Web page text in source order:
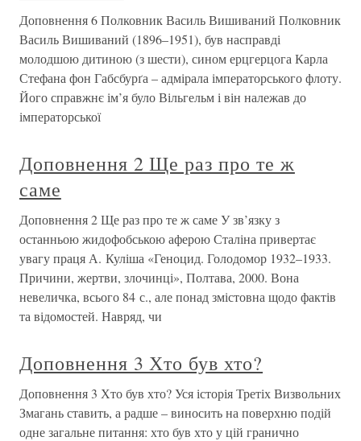
Доповнення 6 Полковник Василь Вишиваний Полковник
Василь Вишиваний (1896–1951), був насправді
молодшою дитиною (з шести), сином ерцгерцога Карла
Стефана фон Габсбурґа – адмірала імператорського флоту.
Його справжнє ім’я було Вільгельм і він належав до
імператорської
Доповнення 2 Ще раз про те ж
саме
Доповнення 2 Ще раз про те ж саме У зв’язку з
останньою жидофобською аферою Сталіна привертає
увагу праця А. Куліша «Геноцид. Голодомор 1932–1933.
Причини, жертви, злочинці», Полтава, 2000. Вона
невеличка, всього 84 с., але понад змістовна щодо фактів
та відомостей. Навряд, чи
Доповнення 3 Хто був хто?
Доповнення 3 Хто був хто? Уся історія Третіх Визвольних
Змагань ставить, а радше – виносить на поверхню подій
одне загальне питання: хто був хто у цій гранично